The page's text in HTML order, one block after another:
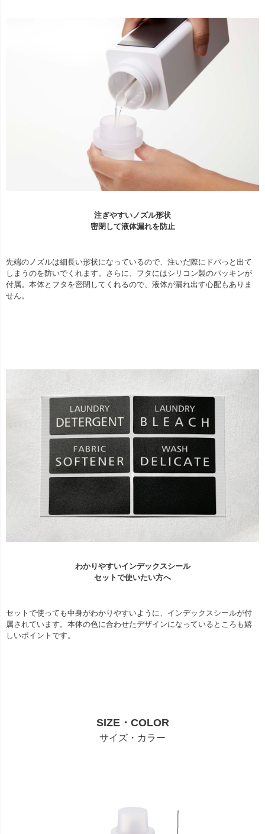
注ぎやすいノズル形状
密閉して液体漏れを防止
先端のノズルは細長い形状になっているので、注いだ際にドバっと出て
しまうのを防いでくれます。さらに、フタにはシリコン製のパッキンが
付属。本体とフタを密閉してくれるので、液体が漏れ出す心配もありま
せん。
わかりやすいインデックスシール
セットで使いたい方へ
セットで使っても中身がわかりやすいように、インデックスシールが付
属されています。本体の色に合わせたデザインになっているところも嬉
しいポイントです。
SIZE・COLOR
サイズ・カラー